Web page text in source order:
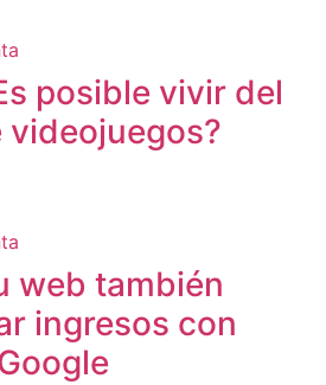
posible vivir del
web también
ingresos con